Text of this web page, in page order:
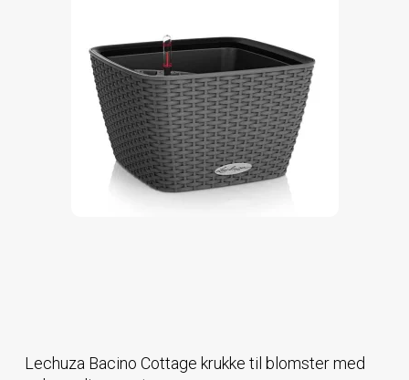
Lechuza Bacino Cottage krukke til blomster med